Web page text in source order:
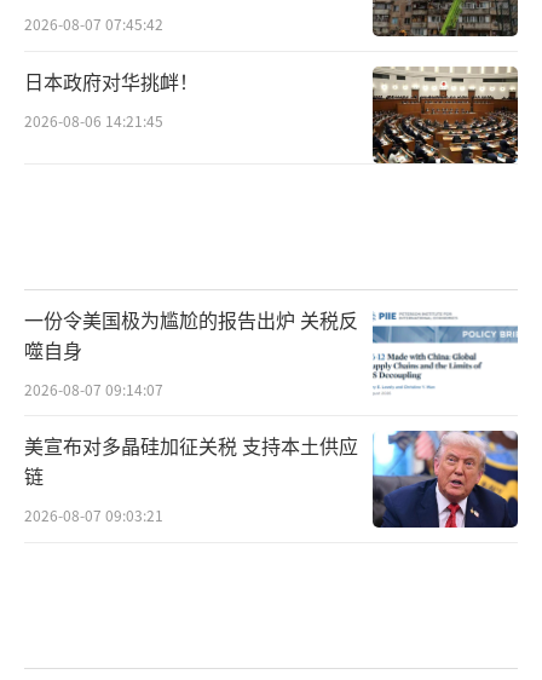
2026-08-07 07:45:42
日本政府对华挑衅！
2026-08-06 14:21:45
一份令美国极为尴尬的报告出炉 关税反
噬自身
2026-08-07 09:14:07
美宣布对多晶硅加征关税 支持本土供应
链
2026-08-07 09:03:21